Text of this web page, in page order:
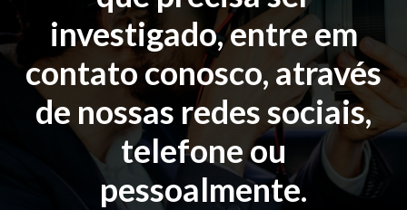
investigado, entre em
contato conosco, através
de nossas redes sociais,
telefone ou
pessoalmente.